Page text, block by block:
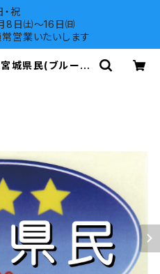
・祝
8日㈯～16日㈰
営業いたいします
城県民(ブルー) |